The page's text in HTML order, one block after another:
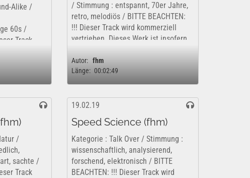
Alike /
60s /
Track
und
/ Stimmung : entspannt, 70er Jahre,
retro, melodiös / BITTE BEACHTEN:
!!! Dieser Track wird kommerziell
vertrieben. Dieses Werk ist insofern
rein private,...
Autor: fhm
Länge: 00:02:49
/
sachte /
Track
19.02.19
Speed Science (fhm)
Kategorie : Talk Over / Stimmung :
wissenschaftlich, analysierend,
forschend, elektronisch / BITTE
BEACHTEN: !!! Dieser Track wird